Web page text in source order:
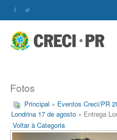
Fotos
Principal » Eventos Creci/PR
Londrina 17 de agosto » Entrega
Voltar à Categoria